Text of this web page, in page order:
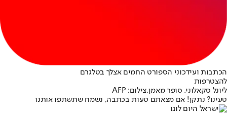
הכתבות ועידכוני הספורט החמים אצלך בטלגרם
להצטרפות
ליונל סקאלוני. סופר מאמן,צילום: AFP
טעינו? נתקן! אם מצאתם טעות בכתבה, נשמח שתשתפו אותנו